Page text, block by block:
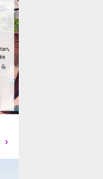
Notfall
Angehörigen
/ UV-